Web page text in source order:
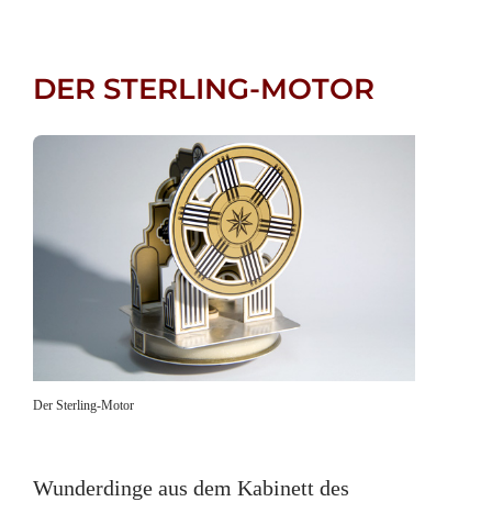
DER STERLING-MOTOR
Der Sterling-Motor
Wunderdinge aus dem Kabinett des